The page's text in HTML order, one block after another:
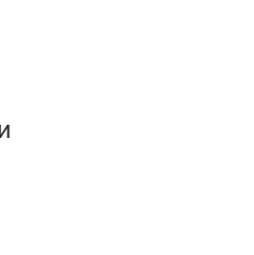
стали, имеют
и маркировку;
сечением 10, 16, 25, 35,
240 и 300 мм²;